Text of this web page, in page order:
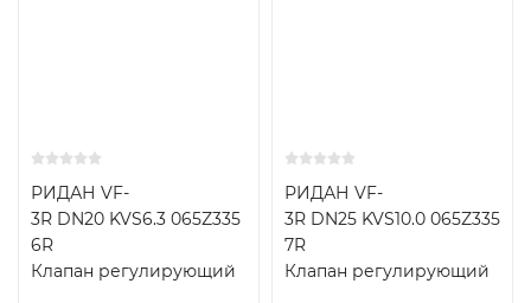
РИДАН VF-
3R DN20 KVS6.3 065Z335
6R
Клапан регулирующий
РИДАН VF-
3R DN25 KVS10.0 065Z335
7R
Клапан регулирующий